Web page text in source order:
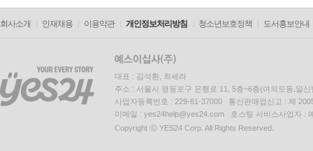
회사소개 인재채용 이용약관 개인정보처리방침 청소년보호정책 도서홍보안내
대표 : 김석환, 최세라
주소 : 서울시 영등포구 은행로 11, 5층~6층(여의도동,일신
사업자등록번호 : 229-81-37000 통신판매업신고 : 제
이메일 : yes24help@yes24.com 호스팅 서비스사업자 :
Copyright ⓒ YES24 Corp. All Rights Reserved.